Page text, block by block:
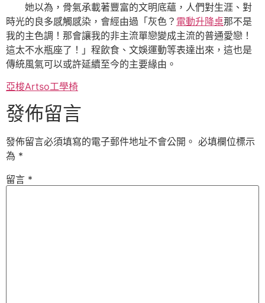
她以為，骨氣承載著豐富的文明底蘊，人們對生涯、對
時光的良多感觸感染，會經由過「灰色？ 電動升降桌那不是
我的主色調！那會讓我的非主流單戀變成主流的普通愛戀！
這太不水瓶座了！」程飲食、文娛運動等表達出來，這也是
傳統風氣可以或許延續至今的主要緣由。
亞梭Artso工學椅
發佈留言
發佈留言必須填寫的電子郵件地址不會公開。 必填欄位標示
為 *
留言 *